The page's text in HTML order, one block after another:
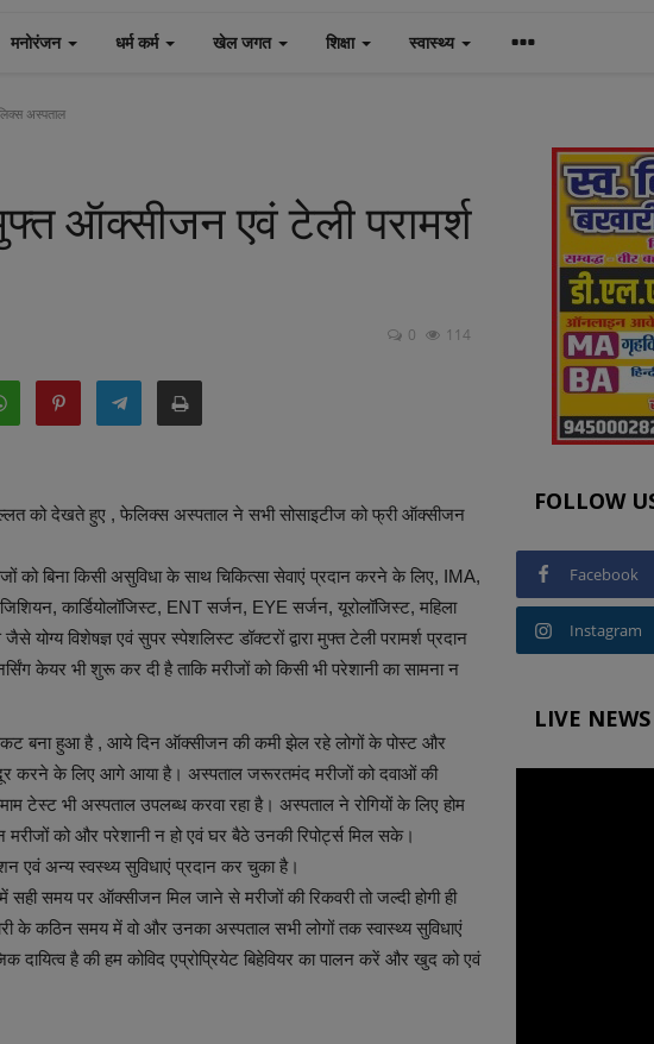
मनोरंजन धर्म कर्म खेल जगत शिक्षा स्वास्थ्य
अस्पताल
ऑक्सीजन एवं टेली परामर्श
0 114
को देखते हुए , फेलिक्स अस्पताल ने सभी सोसाइटीज को फ्री ऑक्सीजन
को बिना किसी असुविधा के साथ चिकित्सा सेवाएं प्रदान करने के लिए, IMA,
कार्डियोलॉजिस्ट, ENT सर्जन, EYE सर्जन, यूरोलॉजिस्ट, महिला
योग्य विशेषज्ञ एवं सुपर स्पेशलिस्ट डॉक्टरों द्वारा मुफ्त टेली परामर्श प्रदान
केयर भी शुरू कर दी है ताकि मरीजों को किसी भी परेशानी का सामना न
संकट बना हुआ है , आये दिन ऑक्सीजन की कमी झेल रहे लोगों के पोस्ट और
करने के लिए आगे आया है। अस्पताल जरूरतमंद मरीजों को दवाओं की
टेस्ट भी अस्पताल उपलब्ध करवा रहा है। अस्पताल ने रोगियों के लिए होम
को और परेशानी न हो एवं घर बैठे उनकी रिपोर्ट्स मिल सके।
अन्य स्वस्थ्य सुविधाएं प्रदान कर चुका है।
समय पर ऑक्सीजन मिल जाने से मरीजों की रिकवरी तो जल्दी होगी ही
के कठिन समय में वो और उनका अस्पताल सभी लोगों तक स्वास्थ्य सुविधाएं
है की हम कोविद एप्रोप्रियेट बिहेवियर का पालन करें और खुद को एवं
FOLLOW
Facebook
Instagram
LIVE NEWS